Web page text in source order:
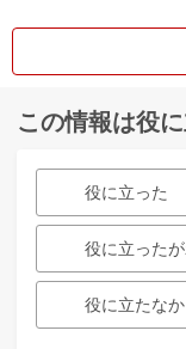
この情報は役
役に立った
役に立った
役に立たな